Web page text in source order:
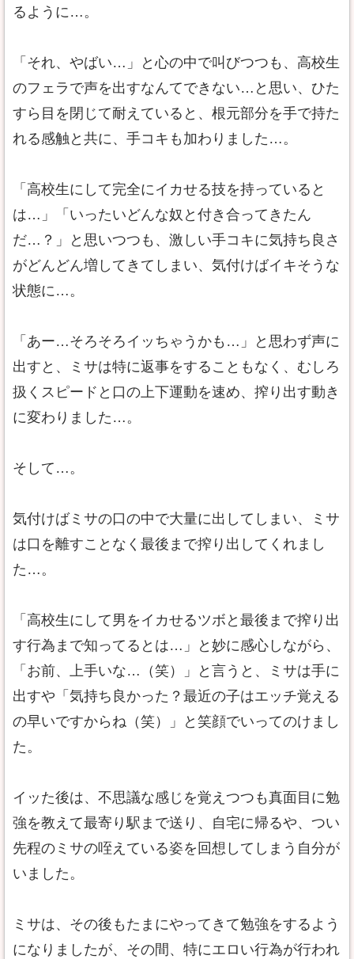
るように…。
「それ、やばい…」と心の中で叫びつつも、高校生
のフェラで声を出すなんてできない…と思い、ひた
すら目を閉じて耐えていると、根元部分を手で持た
れる感触と共に、手コキも加わりました…。
「高校生にして完全にイカせる技を持っていると
は…」「いったいどんな奴と付き合ってきたん
だ…？」と思いつつも、激しい手コキに気持ち良さ
がどんどん増してきてしまい、気付けばイキそうな
状態に…。
「あー…そろそろイッちゃうかも…」と思わず声に
出すと、ミサは特に返事をすることもなく、むしろ
扱くスピードと口の上下運動を速め、搾り出す動き
に変わりました…。
そして…。
気付けばミサの口の中で大量に出してしまい、ミサ
は口を離すことなく最後まで搾り出してくれまし
た…。
「高校生にして男をイカせるツボと最後まで搾り出
す行為まで知ってるとは…」と妙に感心しながら、
「お前、上手いな…（笑）」と言うと、ミサは手に
出すや「気持ち良かった？最近の子はエッチ覚える
の早いですからね（笑）」と笑顔でいってのけまし
た。
イッた後は、不思議な感じを覚えつつも真面目に勉
強を教えて最寄り駅まで送り、自宅に帰るや、つい
先程のミサの咥えている姿を回想してしまう自分が
いました。
ミサは、その後もたまにやってきて勉強をするよう
になりましたが、その間、特にエロい行為が行われ